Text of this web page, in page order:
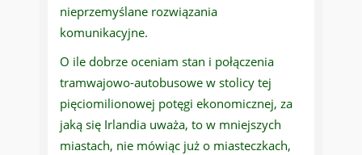
nieprzemyślane rozwiązania
komunikacyjne.
O ile dobrze oceniam stan i połączenia
tramwajowo-autobusowe w stolicy tej
pięciomilionowej potęgi ekonomicznej, za
jaką się Irlandia uważa, to w mniejszych
miastach, nie mówiąc już o miasteczkach,